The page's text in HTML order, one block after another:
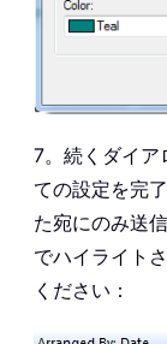
7。続くダイア
ての設定を完
た宛にのみ送
でハイライト
ください：